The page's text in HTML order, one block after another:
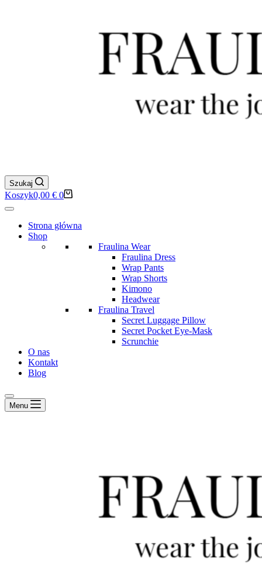
Szukaj
Koszyk0,00 € 0
Strona główna
Shop
Fraulina Wear
Fraulina Dress
Wrap Pants
Wrap Shorts
Kimono
Headwear
Fraulina Travel
Secret Luggage Pillow
Secret Pocket Eye-Mask
Scrunchie
O nas
Kontakt
Blog
Menu